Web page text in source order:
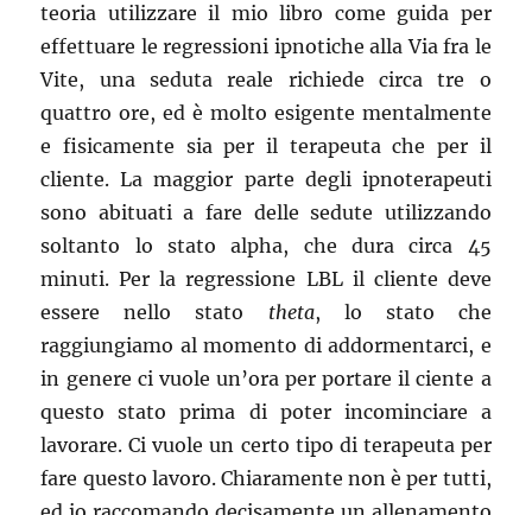
teoria utilizzare il mio libro come guida per
effettuare le regressioni ipnotiche alla Via fra le
Vite, una seduta reale richiede circa tre o
quattro ore, ed è molto esigente mentalmente
e fisicamente sia per il terapeuta che per il
cliente. La maggior parte degli ipnoterapeuti
sono abituati a fare delle sedute utilizzando
soltanto lo stato alpha, che dura circa 45
minuti. Per la regressione LBL il cliente deve
essere nello stato theta, lo stato che
raggiungiamo al momento di addormentarci, e
in genere ci vuole un’ora per portare il ciente a
questo stato prima di poter incominciare a
lavorare. Ci vuole un certo tipo di terapeuta per
fare questo lavoro. Chiaramente non è per tutti,